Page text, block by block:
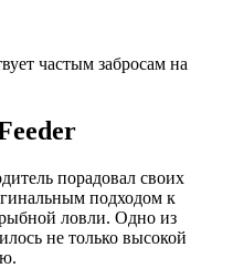
частым забросам на
порадовал своих
подходом к
ловли. Одно из
не только высокой